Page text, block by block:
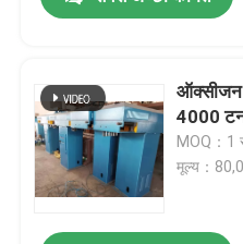
ऑक्सीजन
4000
MOQ：1
मूल्य：